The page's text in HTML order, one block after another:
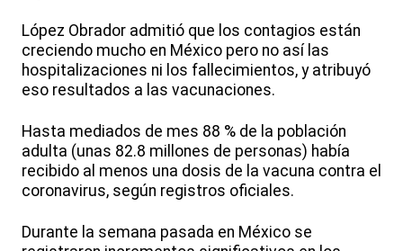
López Obrador admitió que los contagios están
creciendo mucho en México pero no así las
hospitalizaciones ni los fallecimientos, y atribuyó
eso resultados a las vacunaciones.
Hasta mediados de mes 88 % de la población
adulta (unas 82.8 millones de personas) había
recibido al menos una dosis de la vacuna contra el
coronavirus, según registros oficiales.
Durante la semana pasada en México se